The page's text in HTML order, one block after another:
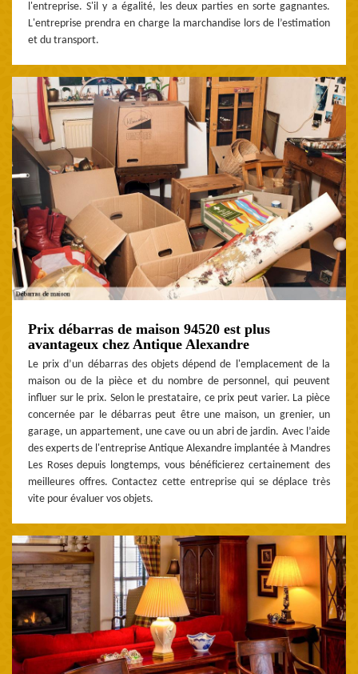
l'entreprise. S'il y a égalité, les deux parties en sorte gagnantes.
L'entreprise prendra en charge la marchandise lors de l’estimation
et du transport.
Prix débarras de maison 94520 est plus
avantageux chez Antique Alexandre
Le prix d’un débarras des objets dépend de l'emplacement de la
maison ou de la pièce et du nombre de personnel, qui peuvent
influer sur le prix. Selon le prestataire, ce prix peut varier. La pièce
concernée par le débarras peut être une maison, un grenier, un
garage, un appartement, une cave ou un abri de jardin. Avec l’aide
des experts de l'entreprise Antique Alexandre implantée à Mandres
Les Roses depuis longtemps, vous bénéficierez certainement des
meilleures offres. Contactez cette entreprise qui se déplace très
vite pour évaluer vos objets.